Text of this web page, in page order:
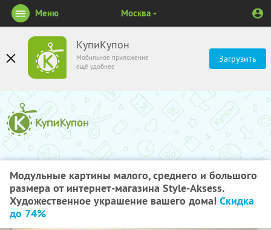
КупиКупон
Мобильное приложение
ещё удобнее
Загрузить
Меню Москва
Модульные картины малого, среднего и большого
размера от интернет-магазина Style-Aksess.
Художественное украшение вашего дома! Скидка
до 74%